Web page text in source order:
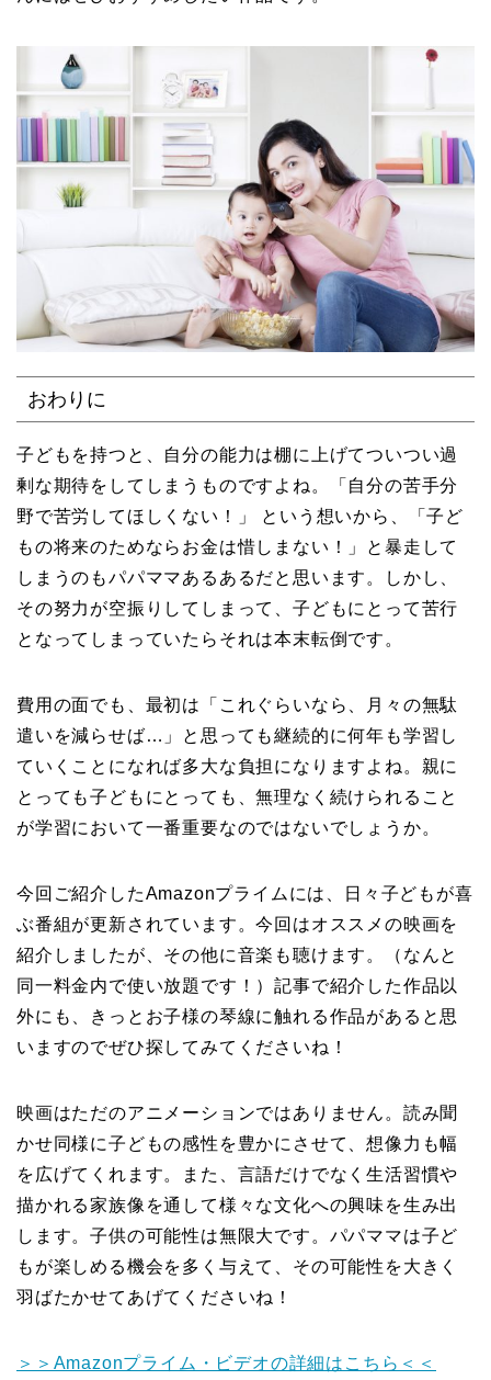
おわりに
子どもを持つと、自分の能力は棚に上げてついつい過
剰な期待をしてしまうものですよね。「自分の苦手分
野で苦労してほしくない！」 という想いから、「子ど
もの将来のためならお金は惜しまない！」と暴走して
しまうのもパパママあるあるだと思います。しかし、
その努力が空振りしてしまって、子どもにとって苦行
となってしまっていたらそれは本末転倒です。
費用の面でも、最初は「これぐらいなら、月々の無駄
遣いを減らせば…」と思っても継続的に何年も学習し
ていくことになれば多大な負担になりますよね。親に
とっても子どもにとっても、無理なく続けられること
が学習において一番重要なのではないでしょうか。
今回ご紹介したAmazonプライムには、日々子どもが喜
ぶ番組が更新されています。今回はオススメの映画を
紹介しましたが、その他に音楽も聴けます。（なんと
同一料金内で使い放題です！）記事で紹介した作品以
外にも、きっとお子様の琴線に触れる作品があると思
いますのでぜひ探してみてくださいね！
映画はただのアニメーションではありません。読み聞
かせ同様に子どもの感性を豊かにさせて、想像力も幅
を広げてくれます。また、言語だけでなく生活習慣や
描かれる家族像を通して様々な文化への興味を生み出
します。子供の可能性は無限大です。パパママは子ど
もが楽しめる機会を多く与えて、その可能性を大きく
羽ばたかせてあげてくださいね！
＞＞Amazonプライム・ビデオの詳細はこちら＜＜